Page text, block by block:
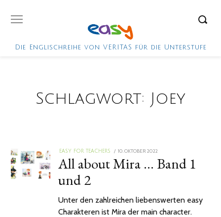
Die Englischreihe von VERITAS für die Unterstufe
Schlagwort: Joey
EASY FOR TEACHERS
POSTED
ON
10. OKTOBER 2022
All about Mira … Band 1
und 2
Unter den zahlreichen liebenswerten easy
Charakteren ist Mira der main character.